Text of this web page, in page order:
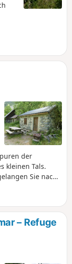
der
kleinen Tals.
Sie nach
von dem nur
übrig sind,
erinnern. Auf
schöne
– Refuge